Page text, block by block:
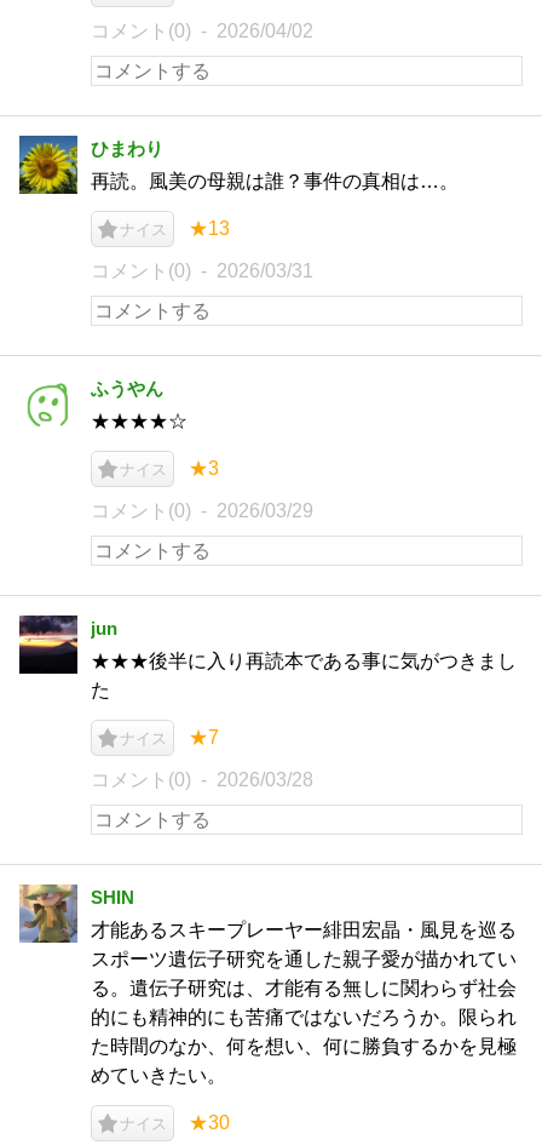
コメント(0) 2026/04/02
ひまわり
再読。風美の母親は誰？事件の真相は…。
ナイス ★13
コメント(0) 2026/03/31
ふうやん
★★★★☆
ナイス ★3
コメント(0) 2026/03/29
jun
★★★後半に入り再読本である事に気がつきまし
た
ナイス ★7
コメント(0) 2026/03/28
SHIN
才能あるスキープレーヤー緋田宏晶・風見を巡る
スポーツ遺伝子研究を通した親子愛が描かれてい
る。遺伝子研究は、才能有る無しに関わらず社会
的にも精神的にも苦痛ではないだろうか。限られ
た時間のなか、何を想い、何に勝負するかを見極
めていきたい。
ナイス ★30